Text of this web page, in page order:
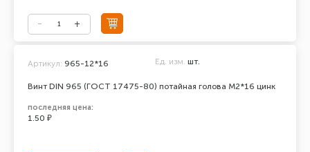
Винт DIN 965 (ГОСТ 17475-80) потайная голова М2*16 цинк
Артикул: 965-12*16 Ед. изм. шт.
последняя цена:
1.50 ₽